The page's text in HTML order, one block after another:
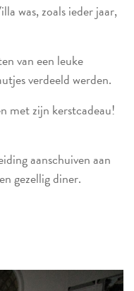
was, zoals ieder jaar,
van een leuke
verdeeld werden.
met zijn kerstcadeau!
aanschuiven aan
gezellig diner.